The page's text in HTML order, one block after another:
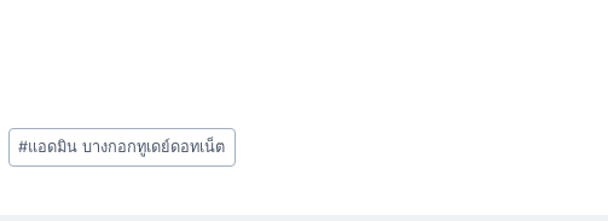
#แอดมิน บางกอกทูเดย์ดอทเน็ต